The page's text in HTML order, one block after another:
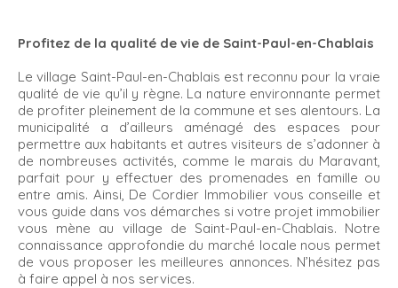
Profitez de la qualité de vie de Saint-Paul-en-Chablais
Le village Saint-Paul-en-Chablais est reconnu pour la vraie
qualité de vie qu’il y règne. La nature environnante permet
de profiter pleinement de la commune et ses alentours. La
municipalité a d’ailleurs aménagé des espaces pour
permettre aux habitants et autres visiteurs de s’adonner à
de nombreuses activités, comme le marais du Maravant,
parfait pour y effectuer des promenades en famille ou
entre amis. Ainsi, De Cordier Immobilier vous conseille et
vous guide dans vos démarches si votre projet immobilier
vous mène au village de Saint-Paul-en-Chablais. Notre
connaissance approfondie du marché locale nous permet
de vous proposer les meilleures annonces. N’hésitez pas
à faire appel à nos services.